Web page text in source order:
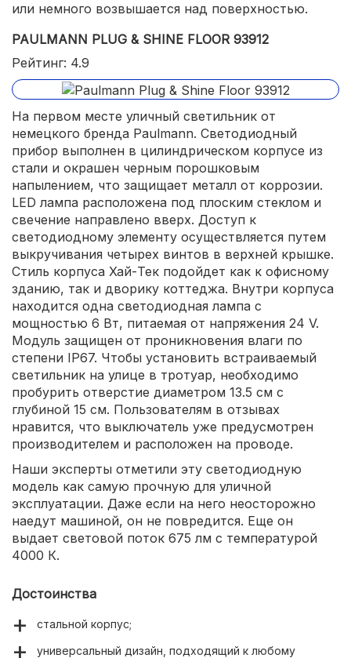
или немного возвышается над поверхностью.
PAULMANN PLUG & SHINE FLOOR 93912
Рейтинг: 4.9
На первом месте уличный светильник от
немецкого бренда Paulmann. Светодиодный
прибор выполнен в цилиндрическом корпусе из
стали и окрашен черным порошковым
напылением, что защищает металл от коррозии.
LED лампа расположена под плоским стеклом и
свечение направлено вверх. Доступ к
светодиодному элементу осуществляется путем
выкручивания четырех винтов в верхней крышке.
Стиль корпуса Хай-Тек подойдет как к офисному
зданию, так и дворику коттеджа. Внутри корпуса
находится одна светодиодная лампа с
мощностью 6 Вт, питаемая от напряжения 24 V.
Модуль защищен от проникновения влаги по
степени IP67. Чтобы установить встраиваемый
светильник на улице в тротуар, необходимо
пробурить отверстие диаметром 13.5 см с
глубиной 15 см. Пользователям в отзывах
нравится, что выключатель уже предусмотрен
производителем и расположен на проводе.
Наши эксперты отметили эту светодиодную
модель как самую прочную для уличной
эксплуатации. Даже если на него неосторожно
наедут машиной, он не повредится. Еще он
выдает световой поток 675 лм с температурой
4000 К.
Достоинства
стальной корпус;
универсальный дизайн, подходящий к любому